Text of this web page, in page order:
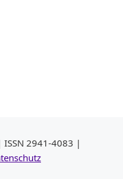
2941-4083 |